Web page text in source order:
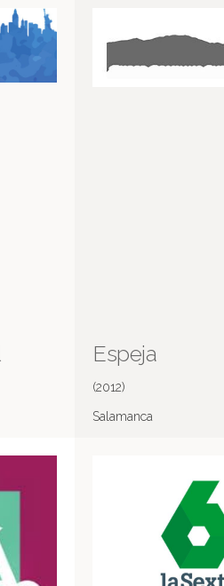
Rezando por las
diario en La Alberca
Espeja
(2012)
Salamanca